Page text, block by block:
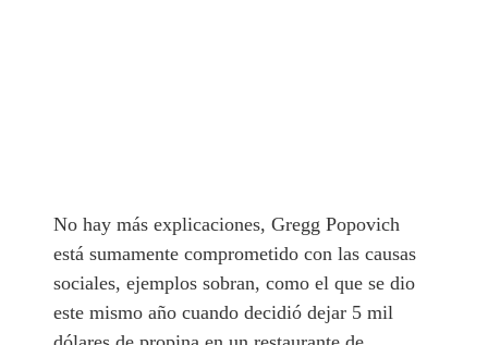
No hay más explicaciones, Gregg Popovich
está sumamente comprometido con las causas
sociales, ejemplos sobran, como el que se dio
este mismo año cuando decidió dejar 5 mil